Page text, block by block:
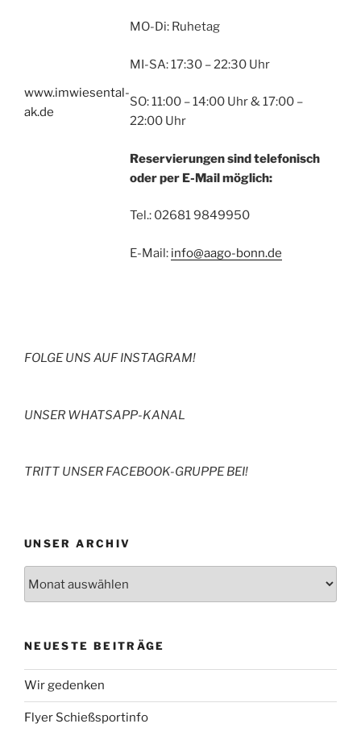
www.imwiesental-
ak.de
MO-Di: Ruhetag
MI-SA: 17:30 – 22:30 Uhr
SO: 11:00 – 14:00 Uhr & 17:00 –
22:00 Uhr
Reservierungen sind telefonisch
oder per E-Mail möglich:
Tel.: 02681 9849950
E-Mail: info@aago-bonn.de
FOLGE UNS AUF INSTAGRAM!
UNSER WHATSAPP-KANAL
TRITT UNSER FACEBOOK-GRUPPE BEI!
UNSER ARCHIV
NEUESTE BEITRÄGE
Wir gedenken
Flyer Schießsportinfo